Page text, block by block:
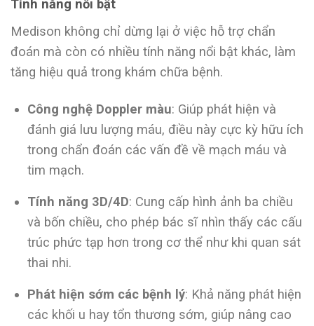
Tính năng nổi bật
Medison không chỉ dừng lại ở việc hỗ trợ chẩn
đoán mà còn có nhiều tính năng nổi bật khác, làm
tăng hiệu quả trong khám chữa bệnh.
Công nghệ Doppler màu: Giúp phát hiện và
đánh giá lưu lượng máu, điều này cực kỳ hữu ích
trong chẩn đoán các vấn đề về mạch máu và
tim mạch.
Tính năng 3D/4D: Cung cấp hình ảnh ba chiều
và bốn chiều, cho phép bác sĩ nhìn thấy các cấu
trúc phức tạp hơn trong cơ thể như khi quan sát
thai nhi.
Phát hiện sớm các bệnh lý: Khả năng phát hiện
các khối u hay tổn thương sớm, giúp nâng cao